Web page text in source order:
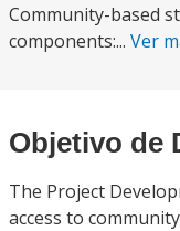
Community-based
components:... Ver
Objetivo de
The Project
access to